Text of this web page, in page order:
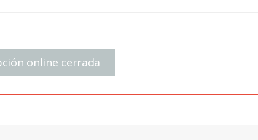
online cerrada